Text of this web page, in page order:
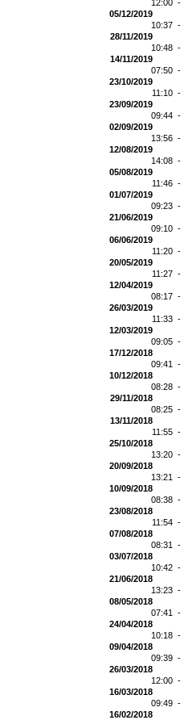
12:00 -
05/12/2019
10:37 -
28/11/2019
10:48 -
14/11/2019
07:50 -
23/10/2019
11:10 -
23/09/2019
09:44 -
02/09/2019
13:56 -
12/08/2019
14:08 -
05/08/2019
11:46 -
01/07/2019
09:23 -
21/06/2019
09:10 -
06/06/2019
11:20 -
20/05/2019
11:27 -
12/04/2019
08:17 -
26/03/2019
11:33 -
12/03/2019
09:05 -
17/12/2018
09:41 -
10/12/2018
08:28 -
29/11/2018
08:25 -
13/11/2018
11:55 -
25/10/2018
13:20 -
20/09/2018
13:21 -
10/09/2018
08:38 -
23/08/2018
11:54 -
07/08/2018
08:31 -
03/07/2018
10:42 -
21/06/2018
13:23 -
08/05/2018
07:41 -
24/04/2018
10:18 -
09/04/2018
09:39 -
26/03/2018
12:00 -
16/03/2018
09:49 -
16/02/2018